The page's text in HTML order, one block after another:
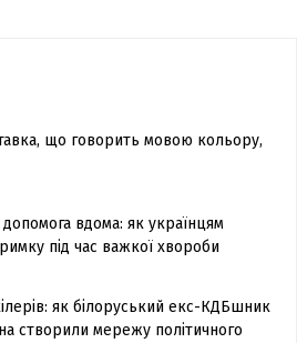
що говорить мовою кольору,
вдома: як українцям
під час важкої хвороби
як білоруський екс-КДБшник
створили мережу політичного